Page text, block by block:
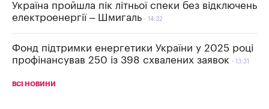
Україна пройшла пік літньої спеки без відключень
електроенергії – Шмигаль
14:32
Фонд підтримки енергетики України у 2025 році
профінансував 250 із 398 схвалених заявок
13:31
ВСІ НОВИНИ